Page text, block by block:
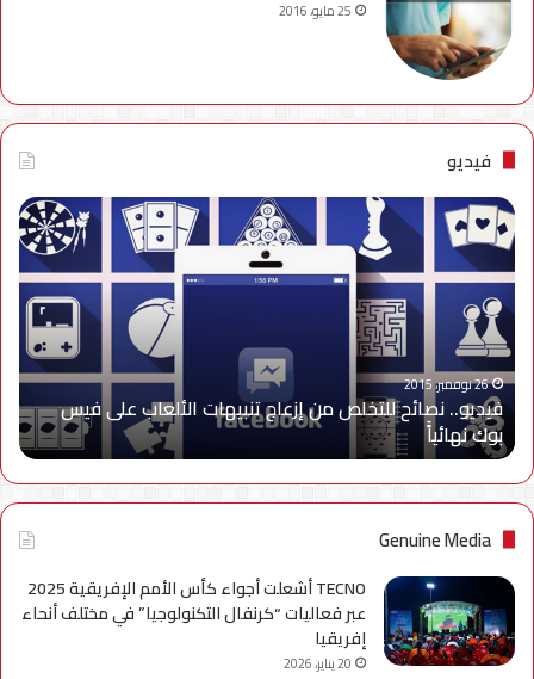
25 مايو، 2016
فيديو
فيديو..
نصائح
للتخلص
من
إزعاج
تنبيهات
الألعاب
على
فيس
بوك
نهائياًَ
26 نوفمبر، 2015
فيديو.. نصائح للتخلص من إزعاج تنبيهات الألعاب على فيس
بوك نهائياًَ
Genuine Media
TECNO أشعلت أجواء كأس الأمم الإفريقية 2025
عبر فعاليات “كرنفال التكنولوجيا” في مختلف أنحاء
إفريقيا
20 يناير، 2026